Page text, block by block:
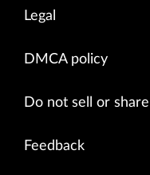
Legal
DMCA policy
Do not sell or
Feedback